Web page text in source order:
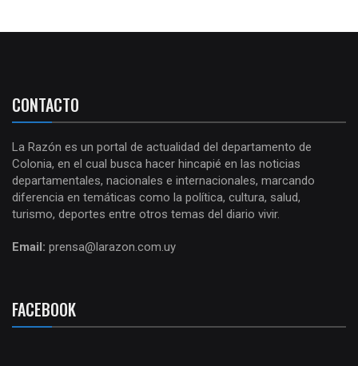
CONTACTO
La Razón es un portal de actualidad del departamento de
Colonia, en el cual busca hacer hincapié en las noticias
departamentales, nacionales e internacionales, marcando
diferencia en temáticas como la política, cultura, salud,
turismo, deportes entre otros temas del diario vivir.
Email: prensa@larazon.com.uy
FACEBOOK